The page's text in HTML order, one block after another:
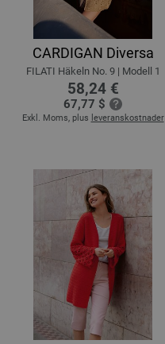
CARDIGAN Diversa
FILATI Häkeln No. 9 | Modell 1
58,24 €
67,77 $
Exkl. Moms, plus leveranskostnader